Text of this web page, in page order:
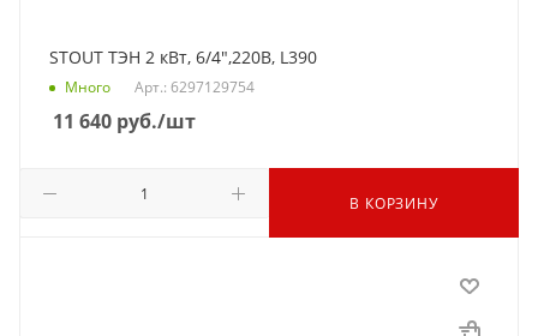
STOUT ТЭН 2 кВт, 6/4",220В, L390
Много Арт.: 6297129754
11 640 руб./шт
В КОРЗИНУ